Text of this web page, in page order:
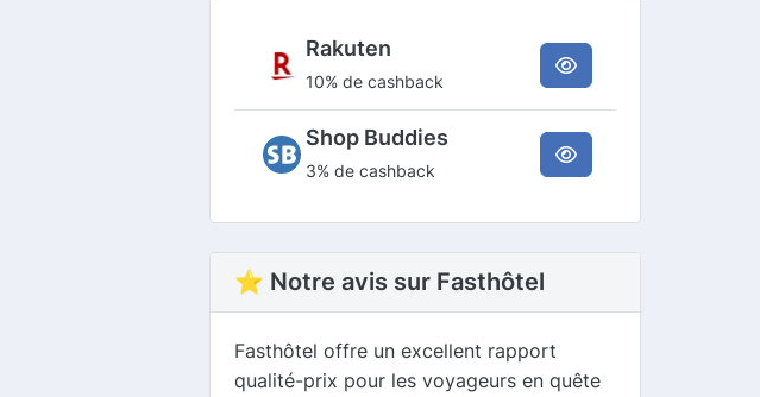
Rakuten
10% de cashback
Shop Buddies
3% de cashback
⭐ Notre avis sur Fasthôtel
Fasthôtel offre un excellent rapport
qualité-prix pour les voyageurs en quête